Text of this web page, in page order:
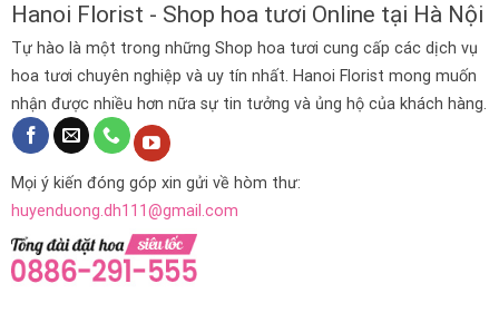
Hanoi Florist - Shop hoa tươi Online tại Hà Nội
Tự hào là một trong những Shop hoa tươi cung cấp các dịch vụ
hoa tươi chuyên nghiệp và uy tín nhất. Hanoi Florist mong muốn
nhận được nhiều hơn nữa sự tin tưởng và ủng hộ của khách hàng.
Mọi ý kiến đóng góp xin gửi về hòm thư:
huyenduong.dh111@gmail.com